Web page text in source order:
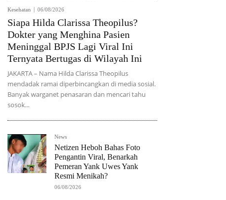
Kesehatan 06/08/2026
Siapa Hilda Clarissa Theopilus?
Dokter yang Menghina Pasien
Meninggal BPJS Lagi Viral Ini
Ternyata Bertugas di Wilayah Ini
JAKARTA – Nama Hilda Clarissa Theopilus
mendadak ramai diperbincangkan di media sosial.
Banyak warganet penasaran dan mencari tahu
sosok...
News
Netizen Heboh Bahas Foto
Pengantin Viral, Benarkah
Pemeran Yank Uwes Yank
Resmi Menikah?
06/08/2026